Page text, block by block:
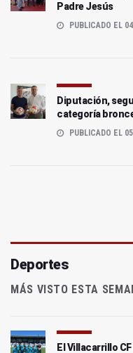
Padre Jesús
PUBLICADO EL
Diputación,
categoría
PUBLICADO EL
Deportes
MÁS VISTO ESTA
El Villacarrillo